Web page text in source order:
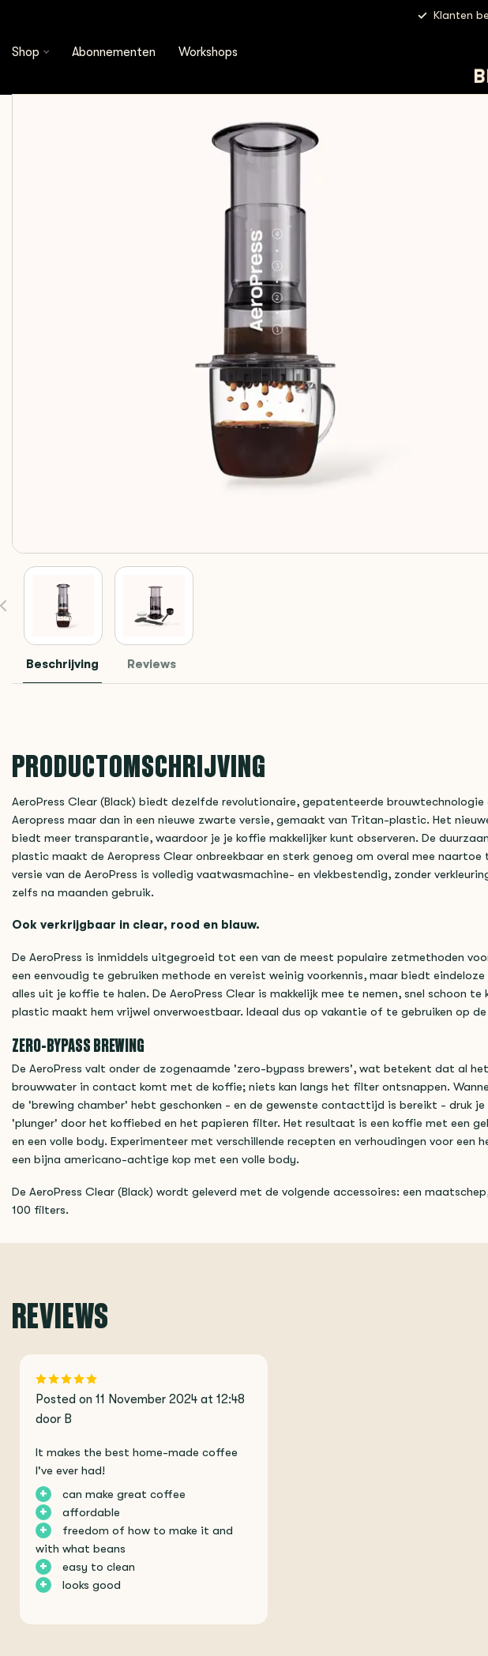
Klanten
Shop Abonnementen Workshops
AeroPress | Clear (Black) -
Beschrijving Reviews
PRODUCTOMSCHRIJVING
AeroPress Clear (Black) biedt dezelfde revolutionaire, gepatenteerde brouwtechnologie
Aeropress maar dan in een nieuwe zwarte versie, gemaakt van Tritan-plastic. Het
biedt meer transparantie, waardoor je je koffie makkelijker kunt observeren. De
plastic maakt de Aeropress Clear onbreekbaar en sterk genoeg om overal mee naartoe
versie van de AeroPress is volledig vaatwasmachine- en vlekbestendig, zonder
zelfs na maanden gebruik.
Ook verkrijgbaar in clear, rood en blauw.
De AeroPress is inmiddels uitgegroeid tot een van de meest populaire zetmethoden
een eenvoudig te gebruiken methode en vereist weinig voorkennis, maar biedt
alles uit je koffie te halen. De AeroPress Clear is makkelijk mee te nemen, snel schoon te
plastic maakt hem vrijwel onverwoestbaar. Ideaal dus op vakantie of te gebruiken op
ZERO-BYPASS BREWING
De AeroPress valt onder de zogenaamde 'zero-bypass brewers', wat betekent dat al
brouwwater in contact komt met de koffie; niets kan langs het filter ontsnappen.
de 'brewing chamber' hebt geschonken - en de gewenste contacttijd is bereikt - druk
'plunger' door het koffiebed en het papieren filter. Het resultaat is een koffie met een
en een volle body. Experimenteer met verschillende recepten en verhoudingen voor een
een bijna americano-achtige kop met een volle body.
De AeroPress Clear (Black) wordt geleverd met de volgende accessoires: een
100 filters.
REVIEWS
Posted on 11 November 2024 at 12:48
door B
It makes the best home-made coffee
I've ever had!
+ can make great coffee
+ affordable
+
freedom of how to make it and
with what beans
+ easy to clean
+ looks good